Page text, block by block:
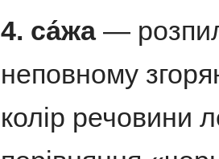
4. са́жа—
неповному
колір речовини